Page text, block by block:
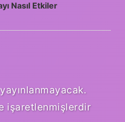
Nasıl Etkiler
işaretlenmişlerdir